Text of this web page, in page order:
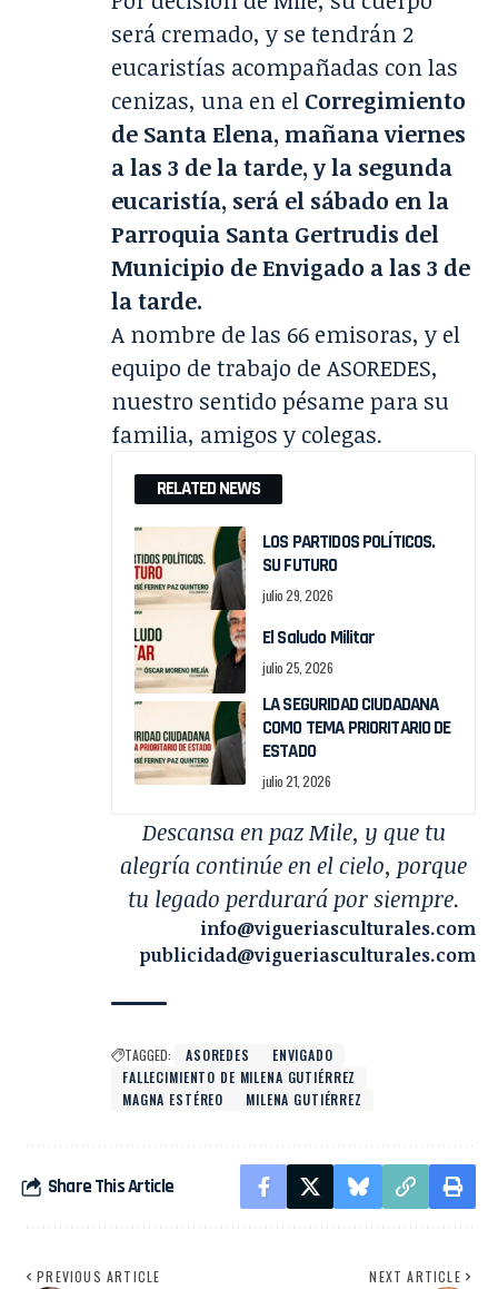
será cremado, y se tendrán 2
eucaristías acompañadas con las
cenizas, una en el Corregimiento
de Santa Elena, mañana viernes
a las 3 de la tarde, y la segunda
eucaristía, será el sábado en la
Parroquia Santa Gertrudis del
Municipio de Envigado a las 3 de
la tarde.
A nombre de las 66 emisoras, y el
equipo de trabajo de ASOREDES,
nuestro sentido pésame para su
familia, amigos y colegas.
RELATED NEWS
LOS PARTIDOS POLÍTICOS.
SU FUTURO
julio 29, 2026
El Saludo Militar
julio 25, 2026
LA SEGURIDAD CIUDADANA
COMO TEMA PRIORITARIO DE
ESTADO
julio 21, 2026
Descansa en paz Mile, y que tu
alegría continúe en el cielo, porque
tu legado perdurará por siempre.
info@vigueriasculturales.com
publicidad@vigueriasculturales.com
TAGGED: ASOREDES
ENVIGADO
FALLECIMIENTO DE MILENA GUTIÉRREZ
MAGNA ESTÉREO
MILENA GUTIÉRREZ
Share This Article
PREVIOUS ARTICLE NEXT ARTICLE